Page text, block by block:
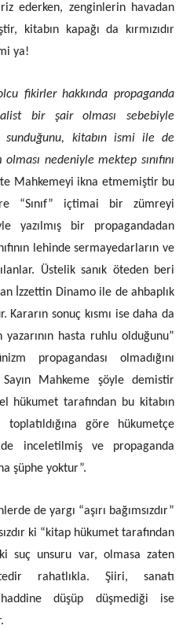
ederken, zenginlerin havadan
kitabın kapağı da kırmızıdır
ya!
fikirler hakkında propaganda
bir şair olması sebebiyle
sunduğunu, kitabın ismi ile de
nedeniyle mektep sınıfını
Mahkemeyi ikna etmemiştir bu
“Sınıf” içtimai bir zümreyi
yazılmış bir propagandadan
lehinde sermayedarların ve
Üstelik sanık öteden beri
İzzettin Dinamo ile de ahbaplık
sonuç kısmı ise daha da
hasta ruhlu olduğunu”
propagandası olmadığını
Mahkeme şöyle demistir
hükumet tarafından bu kitabın
göre hükumetçe
inceletilmiş ve propaganda
şüphe yoktur”.
de yargı “aşırı bağımsızdır”
ki “kitap hükumet tarafından
suç unsuru var, olmasa zaten
rahatlıkla. Şiiri, sanatı
düşüp düşmediği ise